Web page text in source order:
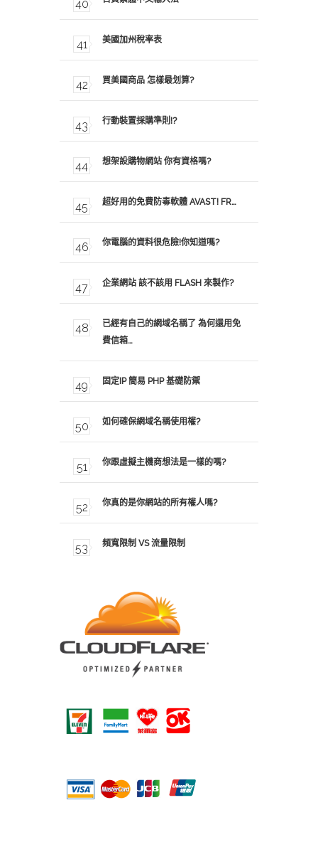
美國加州稅率表
買美國商品 怎樣最划算?
行動裝置採購準則!?
想架設購物網站 你有資格嗎?
超好用的免費防毒軟體 AVAST! FR…
你電腦的資料很危險!你知道嗎?
企業網站 該不該用 FLASH 來製作?
已經有自己的網域名稱了 為何還用免
費信箱…
固定IP 簡易 PHP 基礎防禦
如何確保網域名稱使用權?
你跟虛擬主機商想法是一樣的嗎?
你真的是你網站的所有權人嗎?
頻寬限制 VS 流量限制